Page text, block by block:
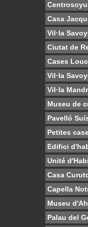
Casa
Vil·la
Ciutat de
Cases
Vil·la
Vil·la
Museu de
Pavelló
Petites
Edifici
Unité
Casa
Capella
Museu
Palau del